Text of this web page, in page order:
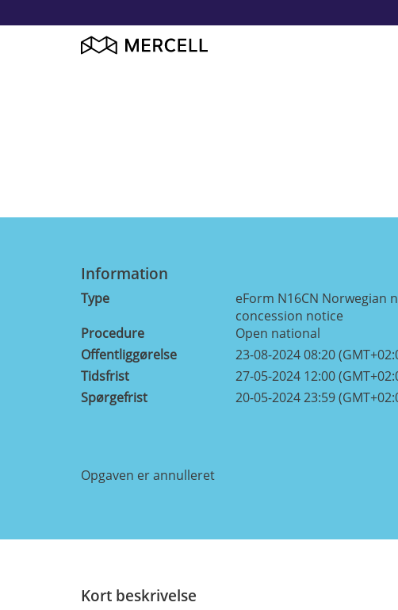
Information
Type
eForm N16CN Norwegian
concession notice
Procedure
Open national
Offentliggørelse
23-08-2024 08:20
Tidsfrist
27-05-2024 12:00
Spørgefrist
20-05-2024 23:59
Opgaven er annulleret
Kort beskrivelse